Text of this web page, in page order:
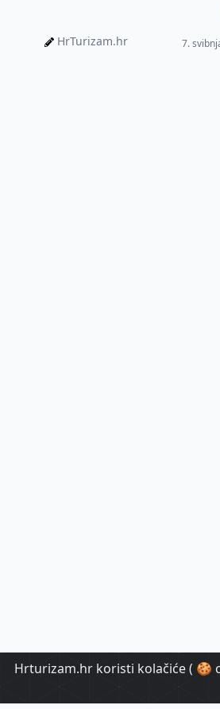
HrTurizam.hr 7.
Hrturizam.hr koristi kolačiće ( 🍪